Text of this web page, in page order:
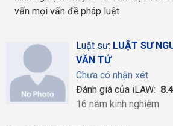
vấn mọi vấn đề pháp luật
Luật sư: LUẬT SƯ
VĂN TỨ
Chưa có nhận xét
Đánh giá của iLAW: 8.4
16 năm kinh nghiệm